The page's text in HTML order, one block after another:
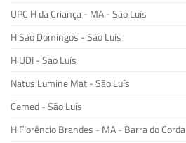
UPC H da Criança - MA - São Luís
H São Domingos - São Luís
H UDI - São Luís
Natus Lumine Mat - São Luís
Cemed - São Luís
H Florêncio Brandes - MA - Barra do Corda